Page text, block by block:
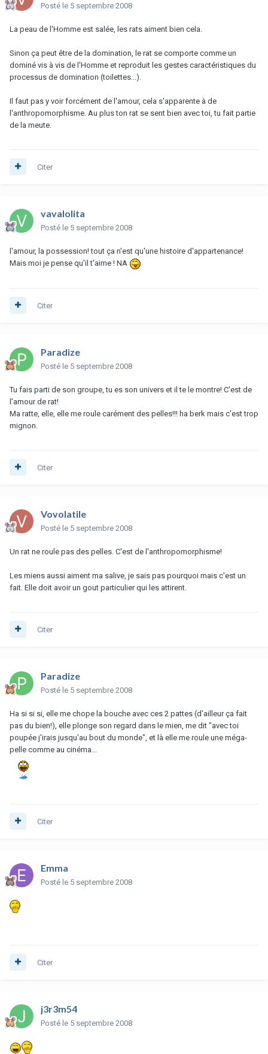
Posté le 5 septembre 2008
La peau de l'Homme est salée, les rats aiment bien cela.
Sinon ça peut être de la domination, le rat se comporte comme un
dominé vis à vis de l'Homme et reproduit les gestes caractéristiques du
processus de domination (toilettes...).
Il faut pas y voir forcément de l'amour, cela s'apparente à de
l'anthropomorphisme. Au plus ton rat se sent bien avec toi, tu fait partie
de la meute.
Citer
vavalolita
Posté le 5 septembre 2008
l'amour, la possession! tout ça n'est qu'une histoire d'appartenance!
Mais moi je pense qu'il t'aime ! NA
Citer
Paradize
Posté le 5 septembre 2008
Tu fais parti de son groupe, tu es son univers et il te le montre! C'est de
l'amour de rat!
Ma ratte, elle, elle me roule carément des pelles!!! ha berk mais c'est trop
mignon.
Citer
Vovolatile
Posté le 5 septembre 2008
Un rat ne roule pas des pelles. C'est de l'anthropomorphisme!
Les miens aussi aiment ma salive, je sais pas pourquoi mais c'est un
fait. Elle doit avoir un gout particulier qui les attirent.
Citer
Paradize
Posté le 5 septembre 2008
Ha si si si, elle me chope la bouche avec ces 2 pattes (d'ailleur ça fait
pas du bien!), elle plonge son regard dans le mien, me dit "avec toi
poupée j'irais jusqu'au bout du monde", et là elle me roule une méga-
pelle comme au cinéma...
Citer
Emma
Posté le 5 septembre 2008
Citer
j3r3m54
Posté le 5 septembre 2008